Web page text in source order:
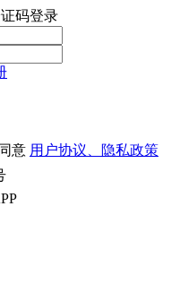
码登录
意 用户协议、隐私政策